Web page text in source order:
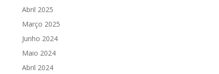
Abril 2025
Março 2025
Junho 2024
Maio 2024
Abril 2024